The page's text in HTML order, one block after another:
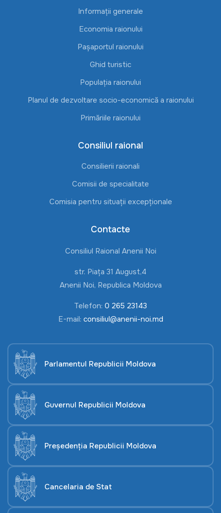
Informații generale
Economia raionului
Pașaportul raionului
Ghid turistic
Populația raionului
Planul de dezvoltare socio-economică a raionului
Primăriile raionului
Consiliul raional
Consilierii raionali
Comisii de specialitate
Comisia pentru situații excepționale
Contacte
Consiliul Raional Anenii Noi
str. Piața 31 August,4
Anenii Noi, Republica Moldova
Telefon: 0 265 23143
E-mail: consiliul@anenii-noi.md
Parlamentul Republicii Moldova
Guvernul Republicii Moldova
Președenția Republicii Moldova
Cancelaria de Stat